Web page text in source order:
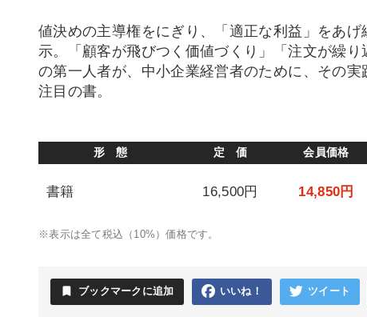
値決めの主導権をにぎり、「適正な利益」をあ
示。「顧客が飛びつく価値づくり」「注文が繰
の第一人者が、中小企業経営者のために、その
注目の書。
形 態 定 価 会員価格
書籍 16,500円 14,850円
※表示は全て税込（10%）価格です。
bookmark ブックマークに追加 いいね！ ツイート